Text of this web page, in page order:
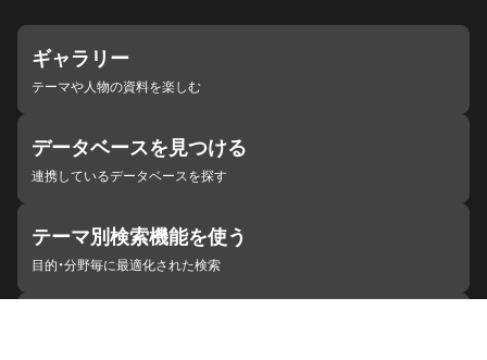
ギャラリー
テーマや人物の資料を楽しむ
データベースを見つける
連携しているデータベースを探す
テーマ別検索機能を使う
目的・分野毎に最適化された検索